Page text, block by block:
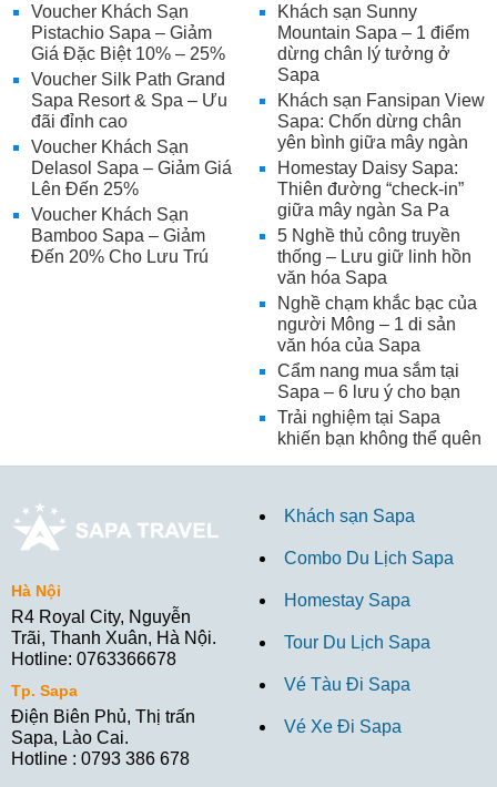
Khách sạn Sunny
Mountain Sapa – 1 điểm
dừng chân lý tưởng ở
Sapa
Khách sạn Fansipan View
Sapa: Chốn dừng chân
yên bình giữa mây ngàn
Homestay Daisy Sapa:
Thiên đường “check-in”
giữa mây ngàn Sa Pa
5 Nghề thủ công truyền
thống – Lưu giữ linh hồn
văn hóa Sapa
Nghề chạm khắc bạc của
người Mông – 1 di sản
văn hóa của Sapa
Cẩm nang mua sắm tại
Sapa – 6 lưu ý cho bạn
Trải nghiệm tại Sapa
khiến bạn không thể quên
Voucher Khách Sạn
Pistachio Sapa – Giảm
Giá Đặc Biệt 10% – 25%
Voucher Silk Path Grand
Sapa Resort & Spa – Ưu
đãi đỉnh cao
Voucher Khách Sạn
Delasol Sapa – Giảm Giá
Lên Đến 25%
Voucher Khách Sạn
Bamboo Sapa – Giảm
Đến 20% Cho Lưu Trú
Hà Nội
R4 Royal City, Nguyễn
Trãi, Thanh Xuân, Hà Nội.
Hotline: 0763366678
Tp. Sapa
Điện Biên Phủ, Thị trấn
Sapa, Lào Cai.
Hotline : 0793 386 678
Khách sạn Sapa
Combo Du Lịch Sapa
Homestay Sapa
Tour Du Lịch Sapa
Vé Tàu Đi Sapa
Vé Xe Đi Sapa